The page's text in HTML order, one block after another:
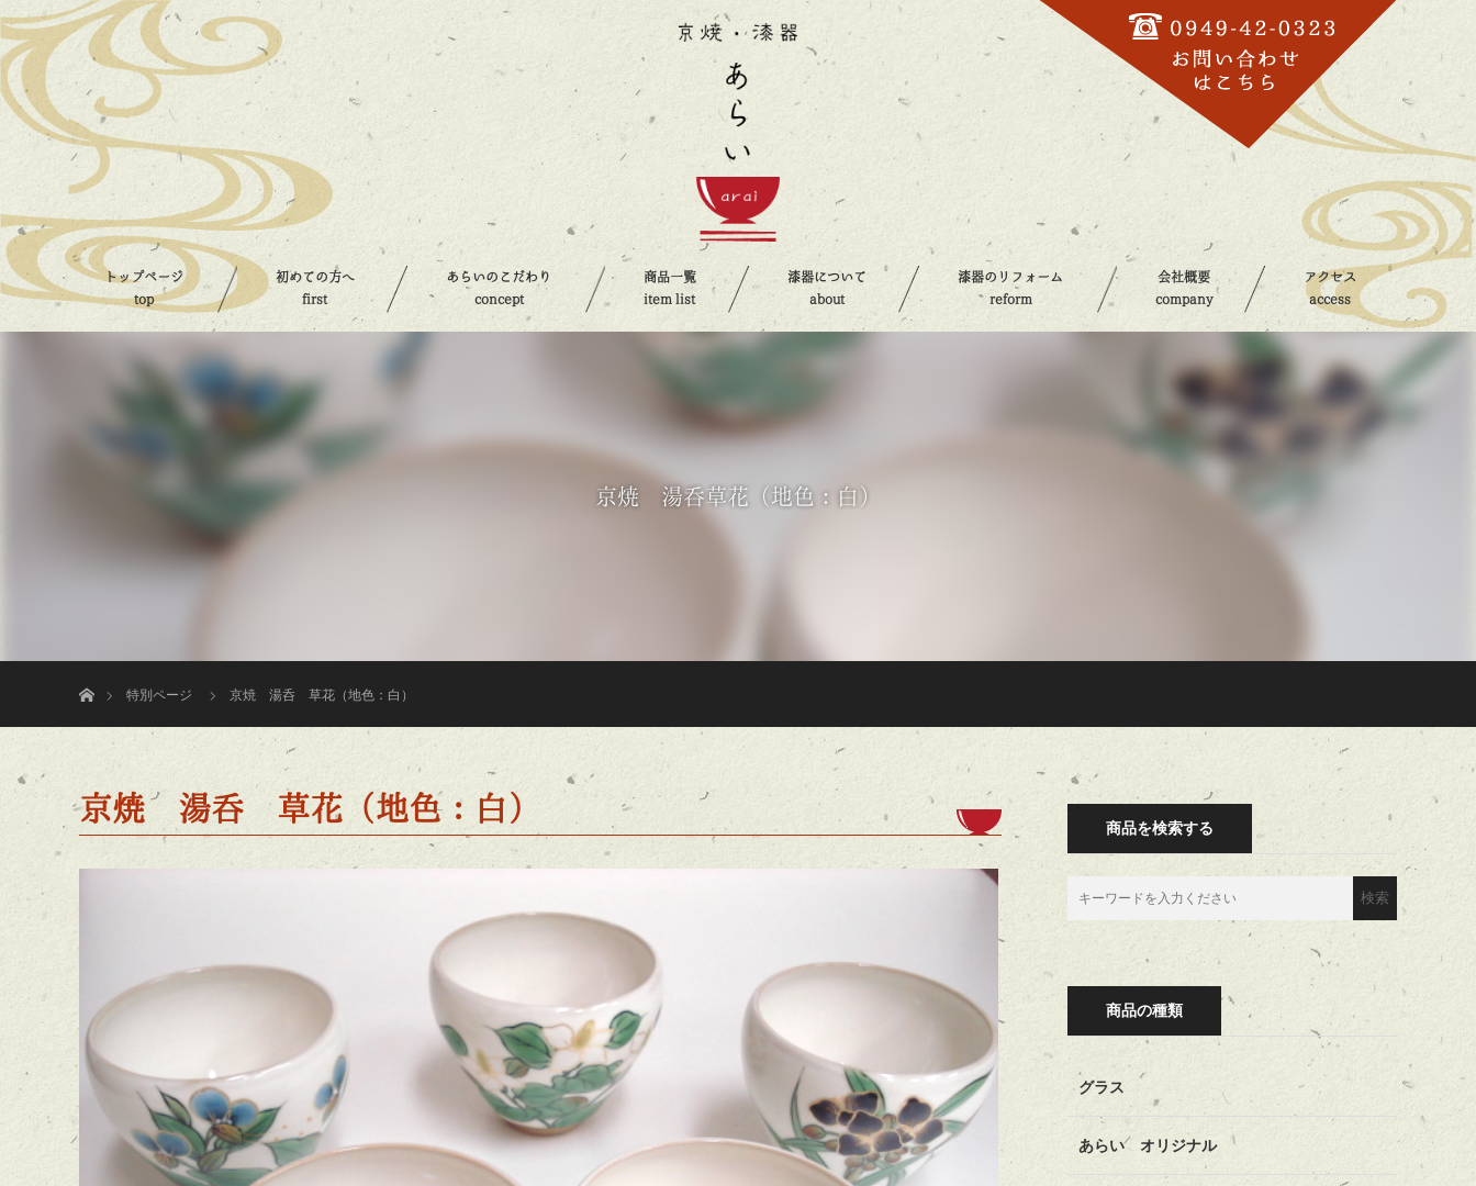
トップページ
top
初めての方へ
first
あらいのこだわり
concept
商品一覧
item list
漆器について
about
漆器のリフォーム
reform
会社概要
company
アクセス
access
京焼 湯呑草花（地色：白）
特別ページ
京焼 湯呑 草花（地色：白）
京焼 湯呑 草花（地色：白）
商品を検索する
商品の種類
グラス
あらい オリジナル